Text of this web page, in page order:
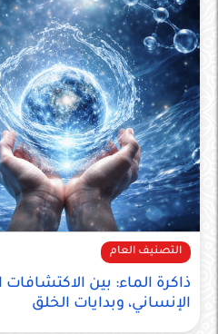
التصنيف العام
ذاكرة الماء: بين الاكتشافات
الإنساني، وبدايات الخلق